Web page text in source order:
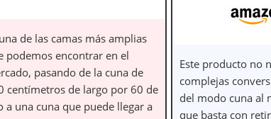
de las camas más amplias
podemos encontrar en el
pasando de la cuna de
centímetros de largo por 60 de
a una cuna que puede llegar a
Este producto no
complejas
del modo cuna al
que basta con